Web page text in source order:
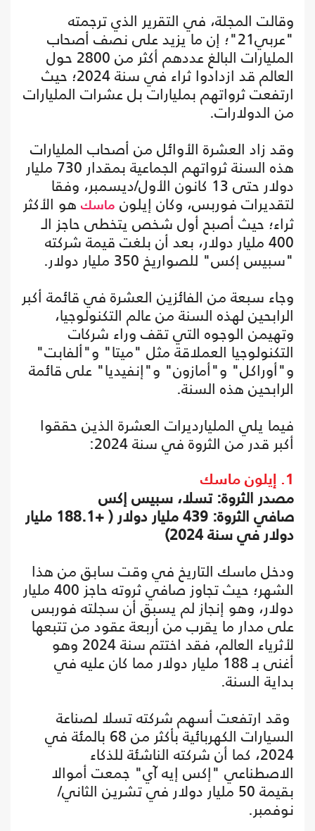
وقالت المجلة، في التقرير الذي ترجمته
"عربي21"؛ إن ما يزيد على نصف أصحاب
المليارات البالغ عددهم أكثر من 2800 حول
العالم قد ازدادوا ثراء في سنة 2024؛ حيث
ارتفعت ثرواتهم بمليارات بل عشرات المليارات
من الدولارات.
وقد زاد العشرة الأوائل من أصحاب المليارات
هذه السنة ثرواتهم الجماعية بمقدار 730 مليار
دولار حتى 13 كانون الأول/ديسمبر، وفقا
لتقديرات فوربس، وكان إيلون ماسك هو الأكثر
ثراء؛ حيث أصبح أول شخص يتخطى حاجز الـ
400 مليار دولار، بعد أن بلغت قيمة شركته
"سبيس إكس" للصواريخ 350 مليار دولار.
وجاء سبعة من الفائزين العشرة في قائمة أكبر
الرابحين لهذه السنة من عالم التكنولوجيا،
وتهيمن الوجوه التي تقف وراء شركات
التكنولوجيا العملاقة مثل "ميتا" و"ألفابت"
و"أوراكل" و"أمازون" و"إنفيديا" على قائمة
الرابحين هذه السنة.
فيما يلي المليارديرات العشرة الذين حققوا
أكبر قدر من الثروة في سنة 2024:
1. إيلون ماسك
مصدر الثروة: تسلا، سبيس إكس
صافي الثروة: 439 مليار دولار ( +188.1 مليار
دولار في سنة 2024)
ودخل ماسك التاريخ في وقت سابق من هذا
الشهر؛ حيث تجاوز صافي ثروته حاجز 400 مليار
دولار، وهو إنجاز لم يسبق أن سجلته فوربس
على مدار ما يقرب من أربعة عقود من تتبعها
لأثرياء العالم، فقد اختتم سنة 2024 وهو
أغنى بـ 188 مليار دولار مما كان عليه في
بداية السنة.
وقد ارتفعت أسهم شركته تسلا لصناعة
السيارات الكهربائية بأكثر من 68 بالمئة في
2024، كما أن شركته الناشئة للذكاء
الاصطناعي "إكس إيه آي" جمعت أموالا
بقيمة 50 مليار دولار في تشرين الثاني/
نوفمبر.